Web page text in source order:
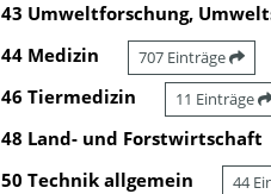
43 Umweltforschung,
44 Medizin 707 Einträge
46 Tiermedizin 11 Einträge
48 Land- und Forstwirtschaft
50 Technik allgemein 44